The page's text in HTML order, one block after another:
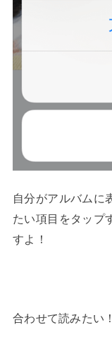
自分がアルバムに
たい項目をタップ
すよ！
合わせて読みたい！